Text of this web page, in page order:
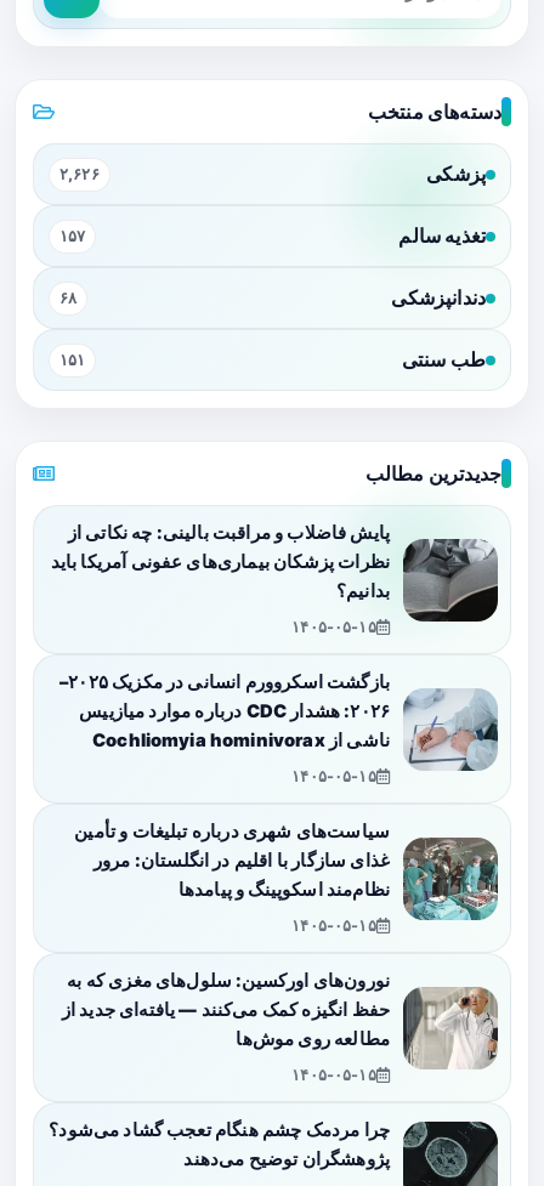
دسته‌های منتخب
پزشکی ۲,۶۲۶
تغذیه سالم ۱۵۷
دندانپزشکی ۶۸
طب سنتی ۱۵۱
جدیدترین مطالب
پایش فاضلاب و مراقبت بالینی: چه نکاتی از
نظرات پزشکان بیماری‌های عفونی آمریکا باید
بدانیم؟
۱۴۰۵-۰۵-۱۵
بازگشت اسکروورم انسانی در مکزیک ۲۰۲۵–
۲۰۲۶: هشدار CDC درباره موارد میازییس
ناشی از Cochliomyia hominivorax
۱۴۰۵-۰۵-۱۵
سیاست‌های شهری درباره تبلیغات و تأمین
غذای سازگار با اقلیم در انگلستان: مرور
نظام‌مند اسکوپینگ و پیامدها
۱۴۰۵-۰۵-۱۵
نورون‌های اورکسین: سلول‌های مغزی که به
حفظ انگیزه کمک می‌کنند — یافته‌ای جدید از
مطالعه روی موش‌ها
۱۴۰۵-۰۵-۱۵
چرا مردمک چشم هنگام تعجب گشاد می‌شود؟
پژوهشگران توضیح می‌دهند